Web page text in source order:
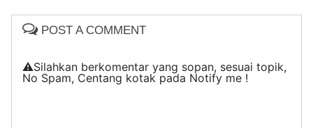
POST A COMMENT
⚠️Silahkan berkomentar yang sopan, sesuai topik,
No Spam, Centang kotak pada Notify me !